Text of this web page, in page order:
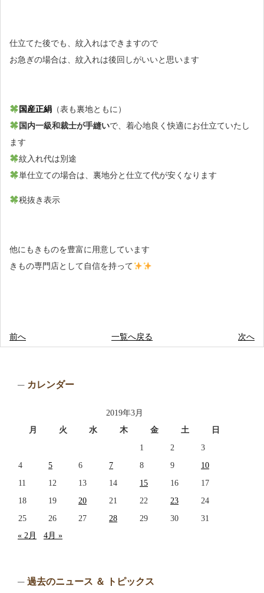
仕立てた後でも、紋入れはできますので
お急ぎの場合は、紋入れは後回しがいいと思います
国産正絹（表も裏地ともに）
国内一級和裁士が手縫いで、着心地良く快適にお仕立ていたし
ます
紋入れ代は別途
単仕立ての場合は、裏地分と仕立て代が安くなります
税抜き表示
他にもきものを豊富に用意しています
きもの専門店として自信を持って
前へ 一覧へ戻る 次へ
カレンダー
2019年3月
月
火 水 木 金 土
日
1
2
3
4
5 6 7 8 9
10
11
12 13 14 15 16
17
18
19 20 21 22 23
24
25
26 27 28 29 30
31
« 2月
4月 »
過去のニュース ＆ トピックス